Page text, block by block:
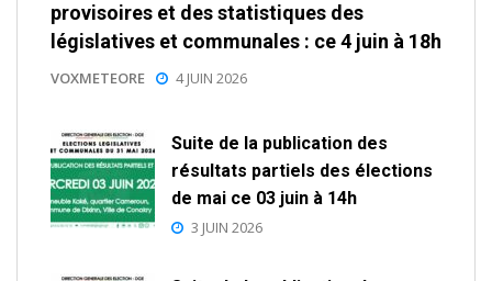
provisoires et des statistiques des
législatives et communales : ce 4 juin à 18h
VOXMETEORE 4 JUIN 2026
Suite de la publication des
résultats partiels des élections
de mai ce 03 juin à 14h
3 JUIN 2026